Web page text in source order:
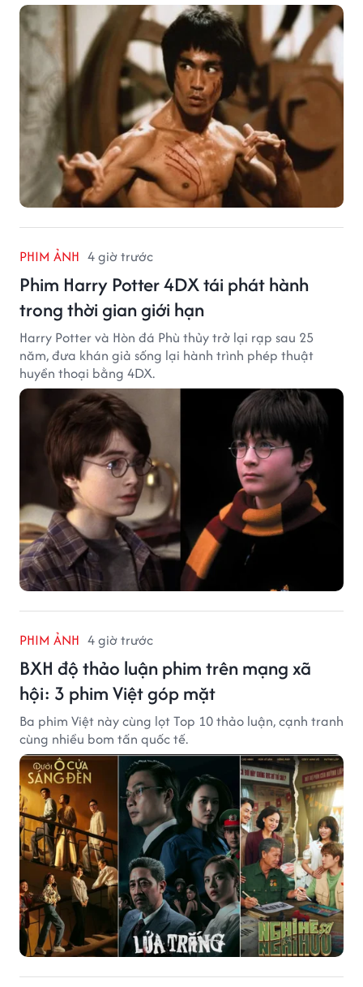
PHIM ẢNH 4 giờ trước
Phim Harry Potter 4DX tái phát hành
trong thời gian giới hạn
Harry Potter và Hòn đá Phù thủy trở lại rạp sau 25
năm, đưa khán giả sống lại hành trình phép thuật
huyền thoại bằng 4DX.
PHIM ẢNH 4 giờ trước
BXH độ thảo luận phim trên mạng xã
hội: 3 phim Việt góp mặt
Ba phim Việt này cùng lọt Top 10 thảo luận, cạnh tranh
cùng nhiều bom tấn quốc tế.